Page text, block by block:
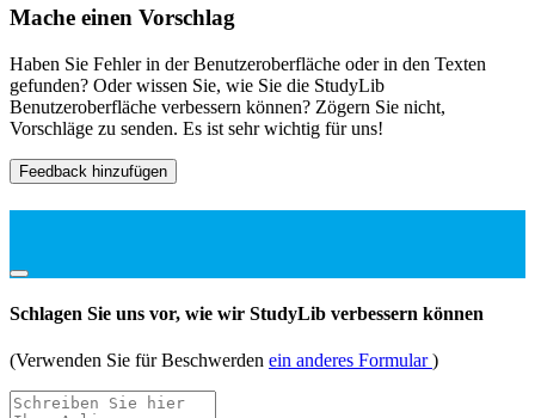
Mache einen Vorschlag
Haben Sie Fehler in der Benutzeroberfläche oder in den Texten
gefunden? Oder wissen Sie, wie Sie die StudyLib
Benutzeroberfläche verbessern können? Zögern Sie nicht,
Vorschläge zu senden. Es ist sehr wichtig für uns!
Feedback hinzufügen
Schlagen Sie uns vor, wie wir StudyLib verbessern können
(Verwenden Sie für Beschwerden ein anderes Formular)